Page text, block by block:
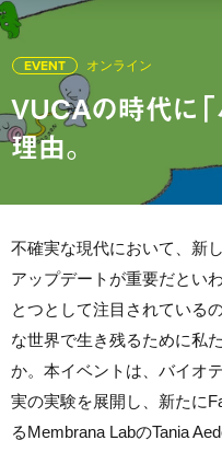
EVENT オンライン
VUCAの時代に「
理由。
不確実な現代において、新
アップデートが重要だとい
とつとして注目されている
な世界で生き残るために私
か。本イベントは、バイオ
実の実験を展開し、新たに
るMembrana LabのTania